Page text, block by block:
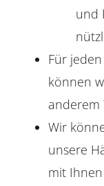
und
Für
können
anderem
Wir
unsere
mit